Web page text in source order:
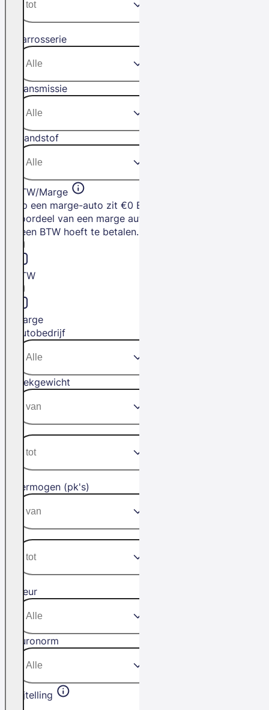
Carrosserie
Transmissie
Brandstof
BTW/Marge
Op een marge-auto zit €0 BTW. Het
voordeel van een marge auto is dat je
geen BTW hoeft te betalen.
BTW
Marge
Autobedrijf
Trekgewicht
Vermogen (pk's)
Kleur
Euronorm
Bijtelling